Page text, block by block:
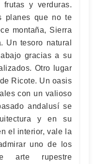
y verduras.
planes que no te
montaña, Sierra
Un tesoro natural
gracias a su
Otro lugar
Ricote. Un oasis
con un valioso
andalusí se
y en su
el interior, vale la
uno de los
arte rupestre